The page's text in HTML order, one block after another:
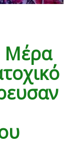
Μέρα